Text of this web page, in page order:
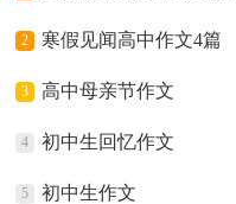
2 寒假见闻高中作文4篇
3 高中母亲节作文
4 初中生回忆作文
5 初中生作文